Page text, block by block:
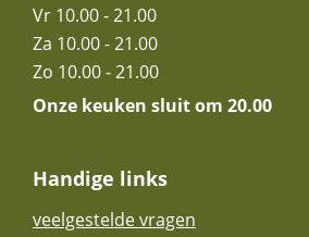
Vr 10.00 - 21.00
Za 10.00 - 21.00
Zo 10.00 - 21.00
Onze keuken sluit om 20.00
Handige links
veelgestelde vragen